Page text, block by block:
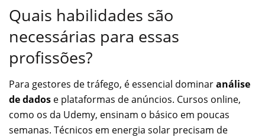
Quais habilidades são
necessárias para essas
profissões?
Para gestores de tráfego, é essencial dominaranálise
de dados e plataformas de anúncios. Cursos online,
como os da Udemy, ensinam o básico em poucas
semanas. Técnicos em energia solar precisam de